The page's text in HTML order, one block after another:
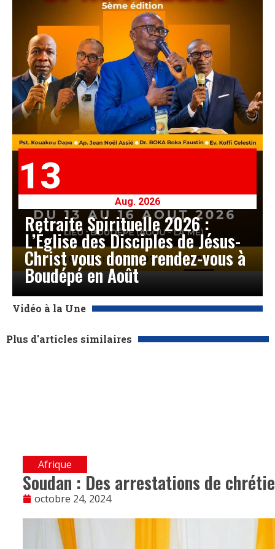
13
Aug. 2026
Retraite Spirituelle 2026 :
L’Église des Disciples de Jésus-
Christ vous donne rendez-vous à
Boudépé en Août
Vidéo à la Une
Plus d'articles similaires
Afrique
Soudan : Des arrestations de
octobre 24, 2024